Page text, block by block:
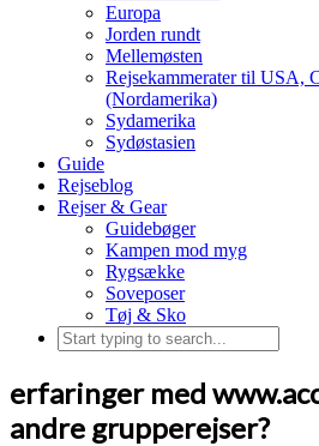
Europa
Jorden rundt
Mellemøsten
Rejsekammerater til USA,
(Nordamerika)
Sydamerika
Sydøstasien
Guide
Rejseblog
Rejser & Gear
Guidebøger
Kampen mod myg
Rygsække
Soveposer
Tøj & Sko
erfaringer med
andre grupperejser?